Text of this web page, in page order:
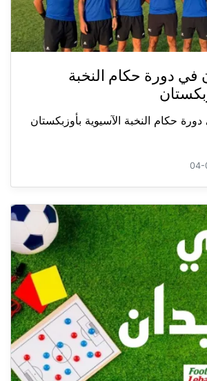
في دورة حكام النخبة
حكام النخبة الآسيوية بأوزبكستان
04-